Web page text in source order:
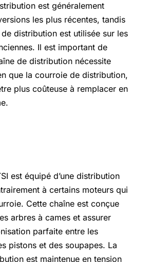
est généralement
les plus récentes, tandis
distribution est utilisée sur les
Il est important de
de distribution nécessite
que la courroie de distribution,
plus coûteuse à remplacer en
est équipé d’une distribution
à certains moteurs qui
Cette chaîne est conçue
arbres à cames et assurer
parfaite entre les
pistons et des soupapes. La
est maintenue en tension